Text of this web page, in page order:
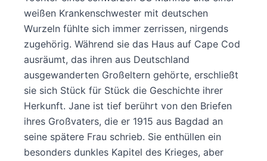
weißen Krankenschwester mit deutschen
Wurzeln fühlte sich immer zerrissen, nirgends
zugehörig. Während sie das Haus auf Cape Cod
ausräumt, das ihren aus Deutschland
ausgewanderten Großeltern gehörte, erschließt
sie sich Stück für Stück die Geschichte ihrer
Herkunft. Jane ist tief berührt von den Briefen
ihres Großvaters, die er 1915 aus Bagdad an
seine spätere Frau schrieb. Sie enthüllen ein
besonders dunkles Kapitel des Krieges, aber